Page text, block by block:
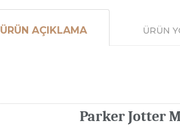
ÜRÜN AÇIKLAMA ÜRÜN
Parker Jotter